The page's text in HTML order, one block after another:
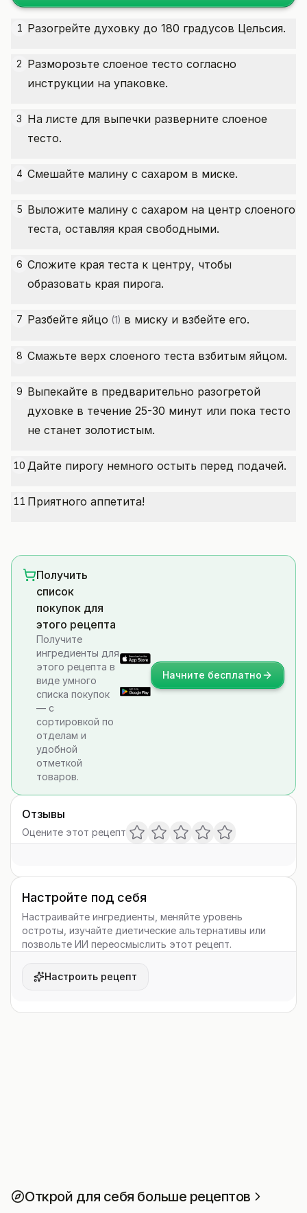
1 Разогрейте духовку до 180 градусов Цельсия.
2 Разморозьте слоеное тесто согласно
инструкции на упаковке.
3 На листе для выпечки разверните слоеное
тесто.
4 Смешайте малину с сахаром в миске.
5 Выложите малину с сахаром на центр слоеного
теста, оставляя края свободными.
6 Сложите края теста к центру, чтобы
образовать края пирога.
7 Разбейте яйцо (1) в миску и взбейте его.
8 Смажьте верх слоеного теста взбитым яйцом.
9 Выпекайте в предварительно разогретой
духовке в течение 25-30 минут или пока тесто
не станет золотистым.
10 Дайте пирогу немного остыть перед подачей.
11 Приятного аппетита!
Получить
список
покупок для
этого рецепта
Получите
ингредиенты для
этого рецепта в
виде умного
списка покупок
— с
сортировкой по
отделам и
удобной
отметкой
товаров.
Начните бесплатно
Отзывы
Оцените этот рецепт
Настройте под себя
Настраивайте ингредиенты, меняйте уровень
остроты, изучайте диетические альтернативы или
позвольте ИИ переосмыслить этот рецепт.
Настроить рецепт
Открой для себя больше рецептов